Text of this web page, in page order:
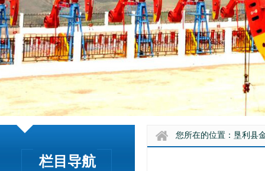
栏目导航
您所在的位置： 垦利县